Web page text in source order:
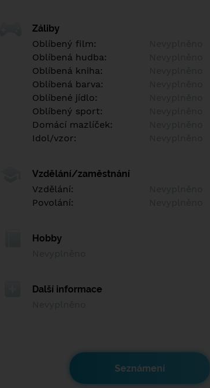
Záliby
Oblíbený film:
Oblíbená hudba:
Oblíbená kniha:
Oblíbená barva:
Oblíbené jídlo:
Oblíbený sport:
Domácí mazlíček:
Idol/vzor:
Vzdělání/zaměstnání
Vzdělání:
Povolání:
Hobby
Další informace
Seznámení